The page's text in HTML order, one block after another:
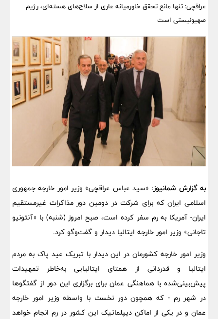
عراقچی: تنها مانع تحقق خاورمیانه عاری از سلاح‌های هسته‌ای، رژیم
صهیونیستی است
به گزارش شمانیوز: «سید عباس عراقچی» وزیر امور خارجه جمهوری
اسلامی ایران که برای شرکت در دومین دور مذاکرات غیرمستقیم
ایران- آمریکا به رم سفر کرده است، صبح امروز (شنبه) با «آنتونیو
تاجانی» وزیر امور خارجه ایتالیا دیدار و گفت‌وگو کرد.
وزیر امور خارجه کشورمان در این دیدار با تبریک عید پاک به مردم
ایتالیا و قدردانی از همتای ایتالیایی به‌خاطر تمهیدات
پیش‌بینی‌شده با هماهنگی عمان برای برگزاری این دور از گفتگوها
در شهر رم - که همچون دور نخست با واسطه وزیر امور خارجه
عمان و در یکی از اماکن دیپلماتیک این کشور در رم انجام خواهد